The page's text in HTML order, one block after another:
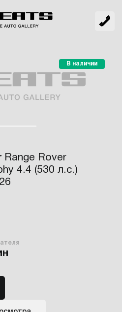
Range Rover
4.4 (530 л.с.)
В наличии